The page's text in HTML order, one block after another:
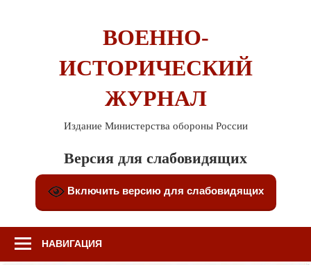
ВОЕННО-
ИСТОРИЧЕСКИЙ
ЖУРНАЛ
Издание Министерства обороны России
Версия для слабовидящих
Включить версию для слабовидящих
НАВИГАЦИЯ